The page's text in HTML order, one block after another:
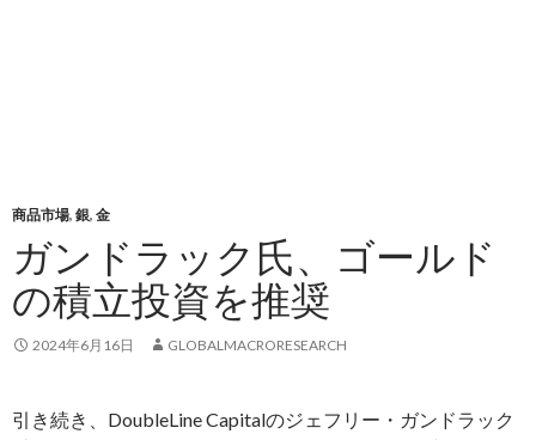
商品市場, 銀, 金
ガンドラック氏、ゴールド
の積立投資を推奨
2024年6月16日 GLOBALMACRORESEARCH
引き続き、DoubleLine Capitalのジェフリー・ガンドラック